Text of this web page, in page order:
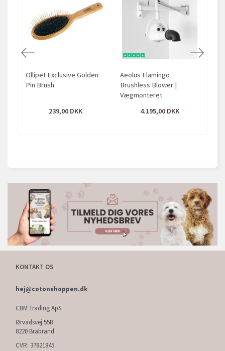
Ollipet Exclusive Golden
Pin Brush
239,00
Aeolus Flamingo
Brushless Blower |
Vægmonteret
4.195,00
KONTAKT OS
hej@cotonshoppen.dk
CBM Trading ApS
Ørvadsvej 55B
8220 Brabrand
CVR: 37821845